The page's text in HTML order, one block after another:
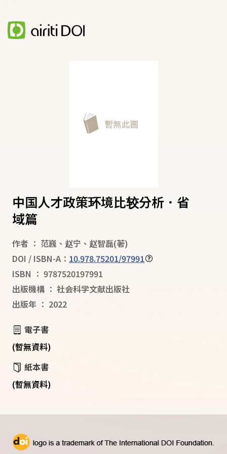
中国人才政策环境比较分析．省
域篇
作者 ： 范巍 、 赵宁 、 赵智磊(著)
DOI / ISBN-A： 10.978.75201/97991
ISBN ： 9787520197991
出版機構 ： 社会科学文献出版社
出版年 ： 2022
電子書
(暫無資料)
紙本書
(暫無資料)